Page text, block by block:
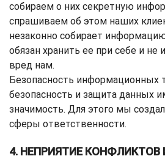
собираем о них секретную
спрашиваем об этом наших
незаконно собирает
обязан хранить ее при себе и не
вред нам.
Безопасность информационных
безопасность и защита данных
значимость. Для этого мы
сферы ответственности.
4. НЕПРИЯТИЕ КОНФЛИКТОВ